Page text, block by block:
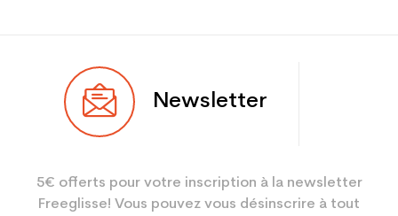
Utilisateur Mixte
Coloris Noir
Newsletter
5€ offerts pour votre inscription à la newsletter
Freeglisse! Vous pouvez vous désinscrire à tout